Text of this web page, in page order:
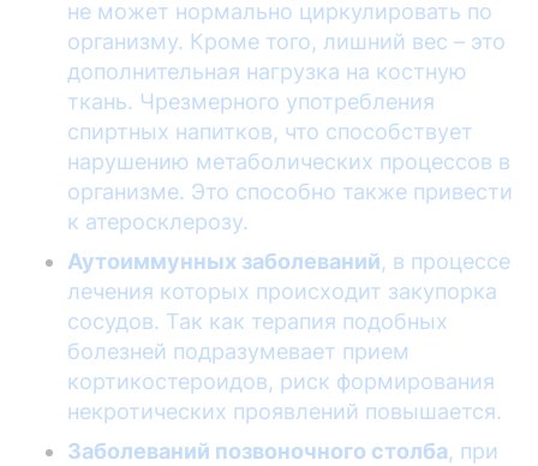
не может нормально циркулировать по
организму. Кроме того, лишний вес – это
дополнительная нагрузка на костную
ткань. Чрезмерного употребления
спиртных напитков, что способствует
нарушению метаболических процессов в
организме. Это способно также привести
к атеросклерозу.
Аутоиммунных заболеваний, в процессе
лечения которых происходит закупорка
сосудов. Так как терапия подобных
болезней подразумевает прием
кортикостероидов, риск формирования
некротических проявлений повышается.
Заболеваний позвоночного столба, при